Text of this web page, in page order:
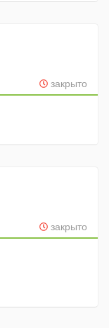
закрыто
закрыто